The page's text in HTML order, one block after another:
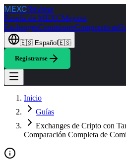
MEXCReview
Reseña de MEXCMejores
ExchangesComisionesComparativas
🇪🇸 Español 🇪🇸
Registrarse
Inicio
Guías
Exchanges de Cripto con
Comparación Completa de